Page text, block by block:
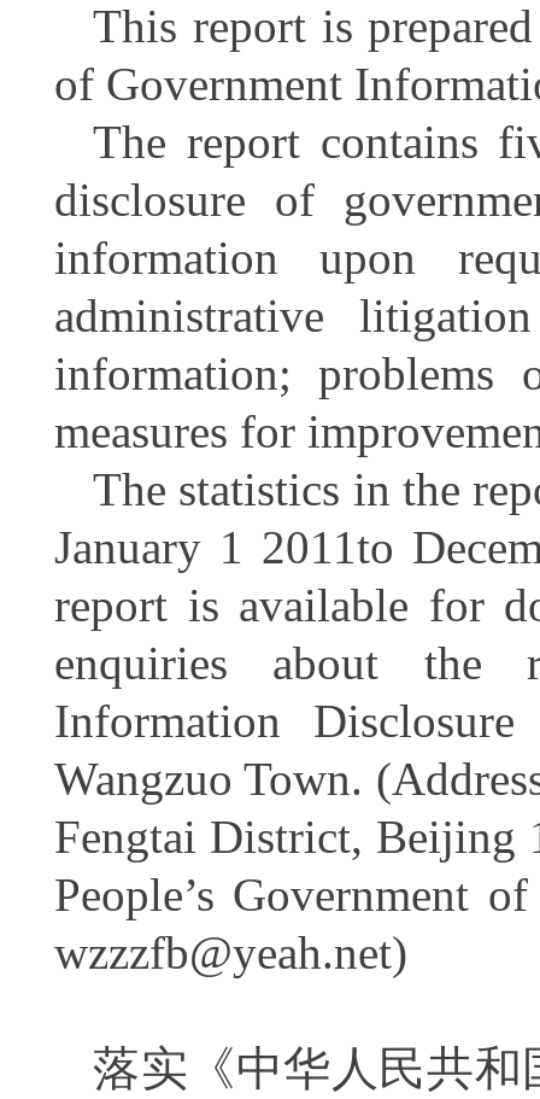
This report is
of Government
The report contains
disclosure of
information upon
administrative
information; problems
measures for
The statistics in the
January 1 2011to
report is available for
enquiries about the
Information
Wangzuo Town.
Fengtai District, Beijing
People’s Government
wzzzfb@yeah.net)
落实《中华人民共